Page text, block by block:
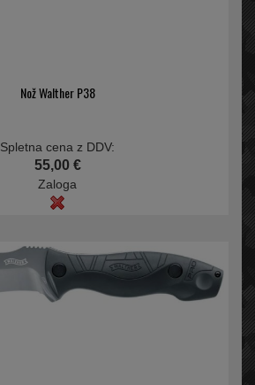
Nož Walther P38
Spletna cena z DDV:
55,00 €
Zaloga